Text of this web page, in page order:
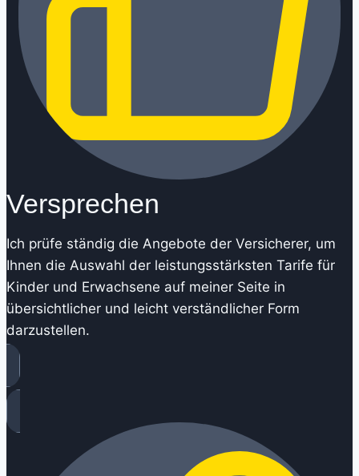
Versprechen
Ich prüfe ständig die Angebote der Versicherer, um
Ihnen die Auswahl der leistungsstärksten Tarife für
Kinder und Erwachsene auf meiner Seite in
übersichtlicher und leicht verständlicher Form
darzustellen.